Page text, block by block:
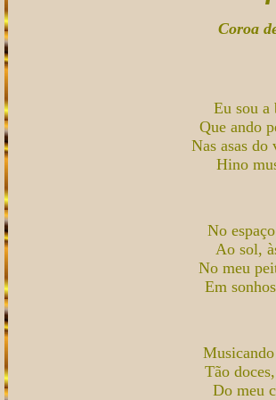
Coroa
Eu sou a
Que ando
Nas asas do
Hino
No
Ao sol,
No meu
Em
Tão
Do meu